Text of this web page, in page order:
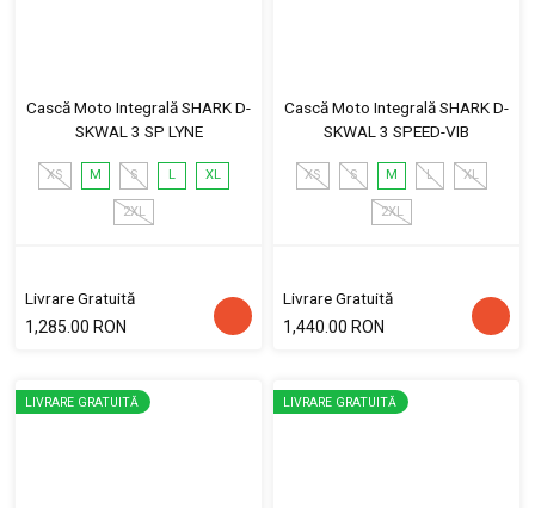
Cască Moto Integrală SHARK D-
SKWAL 3 SP LYNE
XS M S L XL
2XL
Livrare Gratuită
1,285.00 RON
Cască Moto Integrală SHARK D-
SKWAL 3 SPEED-VIB
XS S M L XL
2XL
Livrare Gratuită
1,440.00 RON
LIVRARE GRATUITĂ LIVRARE GRATUITĂ